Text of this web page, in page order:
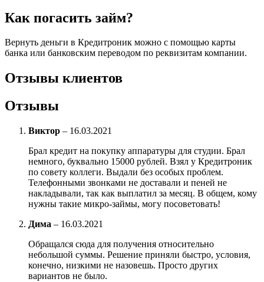
Как погасить займ?
Вернуть деньги в Кредитроник можно с помощью карты
банка или банковским переводом по реквизитам компании.
Отзывы клиентов
Отзывы
Виктор – 16.03.2021
Брал кредит на покупку аппаратуры для студии. Брал
немного, буквально 15000 рублей. Взял у Кредитроник
по совету коллеги. Выдали без особых проблем.
Телефонными звонками не доставали и пеней не
накладывали, так как выплатил за месяц. В общем, кому
нужны такие микро-займы, могу посоветовать!
Дима – 16.03.2021
Обращался сюда для получения относительно
небольшой суммы. Решение приняли быстро, условия,
конечно, низкими не назовешь. Просто других
вариантов не было.